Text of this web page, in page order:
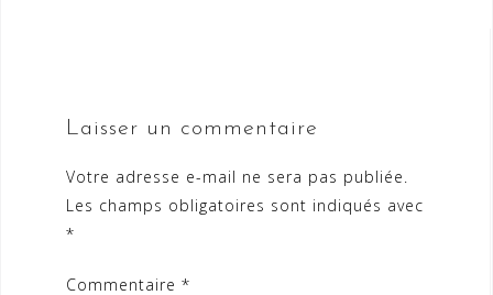
Laisser un commentaire
Votre adresse e-mail ne sera pas publiée.
Les champs obligatoires sont indiqués avec
*
Commentaire *